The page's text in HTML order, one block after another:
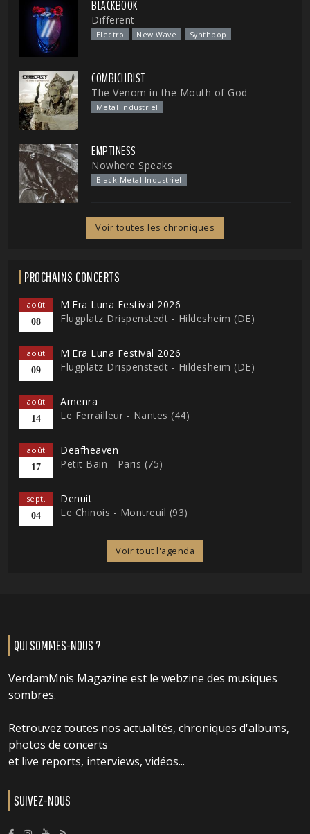
BLACKBOOK
Different
Electro New Wave Synthpop
COMBICHRIST
The Venom in the Mouth of God
Metal Industriel
EMPTINESS
Nowhere Speaks
Black Metal Industriel
Voir toutes les chroniques
PROCHAINS CONCERTS
août
08
M'Era Luna Festival 2026
Flugplatz Drispenstedt - Hildesheim (DE)
août
09
M'Era Luna Festival 2026
Flugplatz Drispenstedt - Hildesheim (DE)
août
14
Amenra
Le Ferrailleur - Nantes (44)
août
17
Deafheaven
Petit Bain - Paris (75)
sept.
04
Denuit
Le Chinois - Montreuil (93)
Voir tout l'agenda
QUI SOMMES-NOUS ?
VerdamMnis Magazine est le webzine des musiques
sombres.
Retrouvez toutes nos actualités, chroniques d'albums,
photos de concerts
et live reports, interviews, vidéos...
SUIVEZ-NOUS